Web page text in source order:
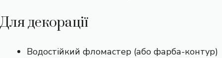
Для декорації
Водостійкий фломастер (або фарба-контур)